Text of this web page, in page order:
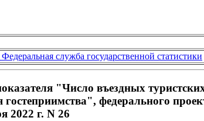
Федеральная служба государственной статистики
"Число въездных
федерального
2022 г. N 26